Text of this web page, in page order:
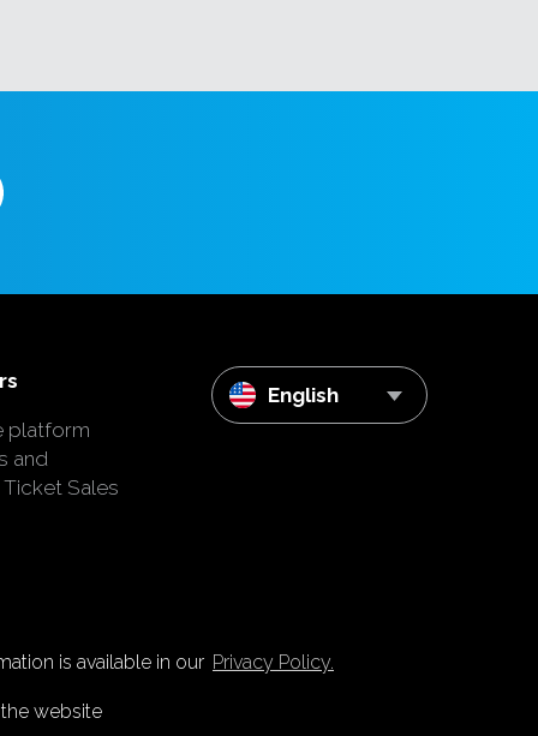
is available in our Privacy Policy.
website
platform
and
Sales
English